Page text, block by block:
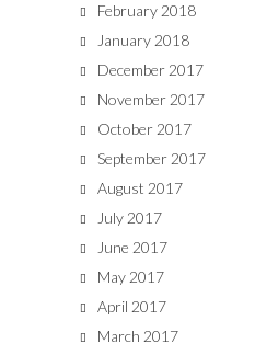
February 2018
January 2018
December 2017
November 2017
October 2017
September 2017
August 2017
July 2017
June 2017
May 2017
April 2017
March 2017